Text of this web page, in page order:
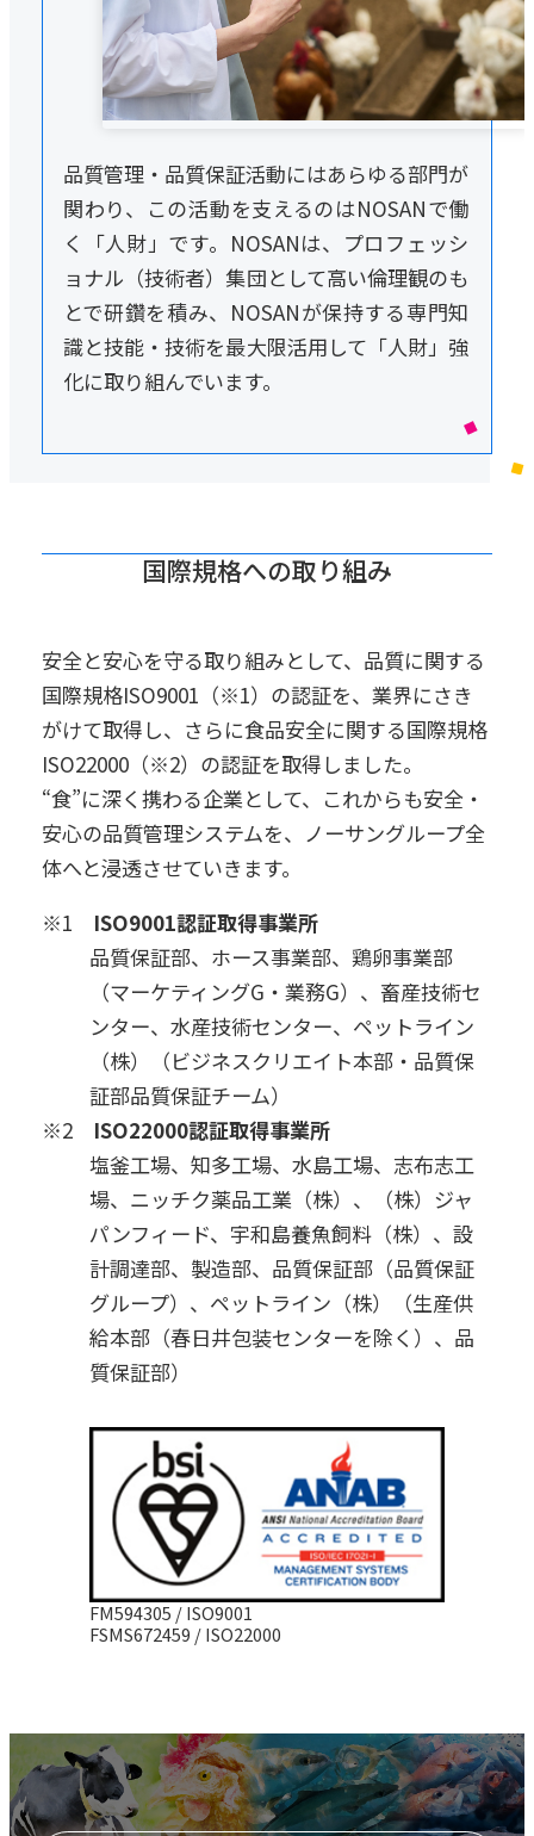
品質管理・品質保証活動にはあらゆる部門が
関わり、この活動を支えるのはNOSANで働
く「人財」です。NOSANは、プロフェッシ
ョナル（技術者）集団として高い倫理観のも
とで研鑽を積み、NOSANが保持する専門知
識と技能・技術を最大限活用して「人財」強
化に取り組んでいます。
国際規格への取り組み
安全と安心を守る取り組みとして、品質に関する
国際規格ISO9001（※1）の認証を、業界にさき
がけて取得し、さらに食品安全に関する国際規格
ISO22000（※2）の認証を取得しました。
“食”に深く携わる企業として、これからも安全・
安心の品質管理システムを、ノーサングループ全
体へと浸透させていきます。
※1
ISO9001認証取得事業所
品質保証部、ホース事業部、鶏卵事業部
（マーケティングG・業務G）、畜産技術セ
ンター、水産技術センター、ペットライン
（株）（ビジネスクリエイト本部・品質保
証部品質保証チーム）
※2
ISO22000認証取得事業所
塩釜工場、知多工場、水島工場、志布志工
場、ニッチク薬品工業（株）、（株）ジャ
パンフィード、宇和島養魚飼料（株）、設
計調達部、製造部、品質保証部（品質保証
グループ）、ペットライン（株）（生産供
給本部（春日井包装センターを除く）、品
質保証部）
FM594305 / ISO9001
FSMS672459 / ISO22000